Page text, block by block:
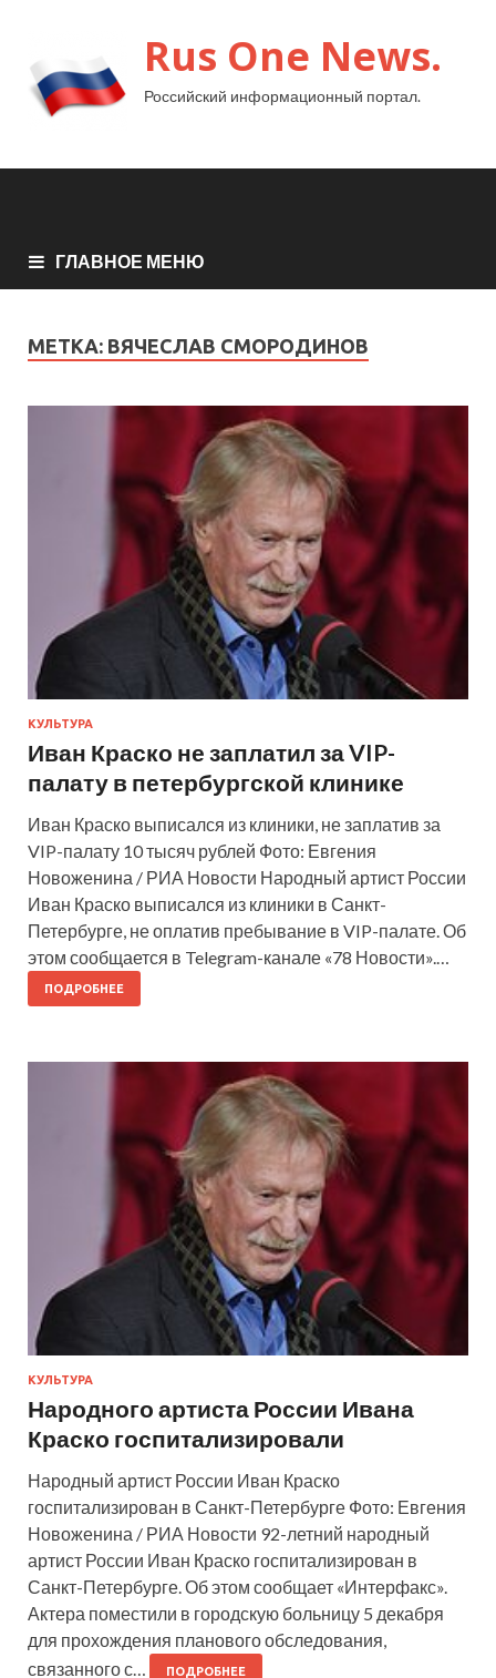
Rus One News.
Российский информационный портал.
ГЛАВНОЕ МЕНЮ
МЕТКА: ВЯЧЕСЛАВ СМОРОДИНОВ
КУЛЬТУРА
Иван Краско не заплатил за VIP-
палату в петербургской клинике
Иван Краско выписался из клиники, не заплатив за
VIP-палату 10 тысяч рублей Фото: Евгения
Новоженина / РИА Новости Народный артист России
Иван Краско выписался из клиники в Санкт-
Петербурге, не оплатив пребывание в VIP-палате. Об
этом сообщается в Telegram-канале «78 Новости».…
ПОДРОБНЕЕ
КУЛЬТУРА
Народного артиста России Ивана
Краско госпитализировали
Народный артист России Иван Краско
госпитализирован в Санкт-Петербурге Фото: Евгения
Новоженина / РИА Новости 92-летний народный
артист России Иван Краско госпитализирован в
Санкт-Петербурге. Об этом сообщает «Интерфакс».
Актера поместили в городскую больницу 5 декабря
для прохождения планового обследования,
связанного с…
ПОДРОБНЕЕ